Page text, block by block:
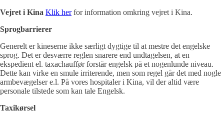
Vejret i Kina Klik herfor information omkring vejret i Kina.
Sprogbarrierer
Generelt er kineserne ikke særligt dygtige til at mestre det engelske
sprog. Det er desværre reglen snarere end undtagelsen, at en
ekspedient el. taxachauffør forstår engelsk på et nogenlunde niveau.
Dette kan virke en smule irriterende, men som regel går det med nogle
armbevægelser e.l. På vores hospitaler i Kina, vil der altid være
personale tilstede som kan tale Engelsk.
Taxikørsel